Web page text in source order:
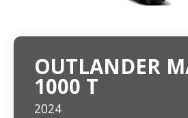
OUTLANDER
1000 T
2024